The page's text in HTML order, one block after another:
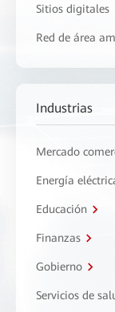
Sitios digitales
Red de área
Industrias
Mercado
Energía
Educación
Finanzas
Gobierno
Servicios de